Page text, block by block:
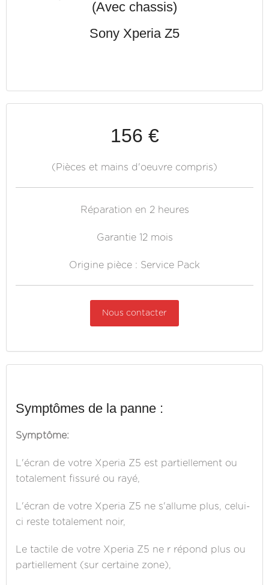
(Avec chassis)
Sony Xperia Z5
156 €
(Pièces et mains d'oeuvre compris)
Réparation en 2 heures
Garantie 12 mois
Origine pièce : Service Pack
Nous contacter
Symptômes de la panne :
Symptôme:
L'écran de votre Xperia Z5 est partiellement ou
totalement fissuré ou rayé,
L'écran de votre Xperia Z5 ne s'allume plus, celui-
ci reste totalement noir,
Le tactile de votre Xperia Z5 ne r répond plus ou
partiellement (sur certaine zone),